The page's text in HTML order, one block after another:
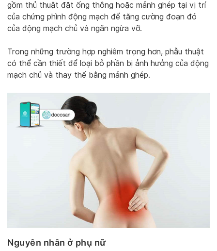
gồm thủ thuật đặt ống thông hoặc mảnh ghép tại vị trí
của chứng phình động mạch để tăng cường đoạn đó
của động mạch chủ và ngăn ngừa vỡ.
Trong những trường hợp nghiêm trọng hơn, phẫu thuật
có thể cần thiết để loại bỏ phần bị ảnh hưởng của động
mạch chủ và thay thế bằng mảnh ghép.
Nguyên nhân ở phụ nữ